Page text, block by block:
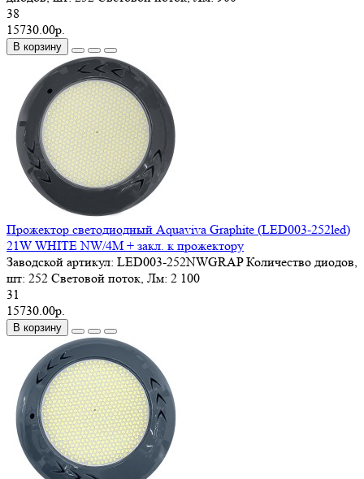
38
15730.00р.
В корзину
Прожектор светодиодный Aquaviva Graphite (LED003-252led)
21W WHITE NW/4M + закл. к прожектору
Заводской артикул: LED003-252NWGRAPКоличество диодов,
шт: 252 Световой поток, Лм: 2 100
31
15730.00р.
В корзину